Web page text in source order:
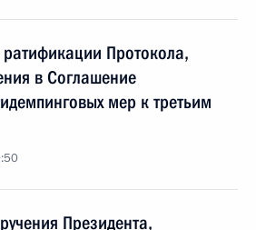
Протокола,
в Соглашение
мер к третьим
Президента,